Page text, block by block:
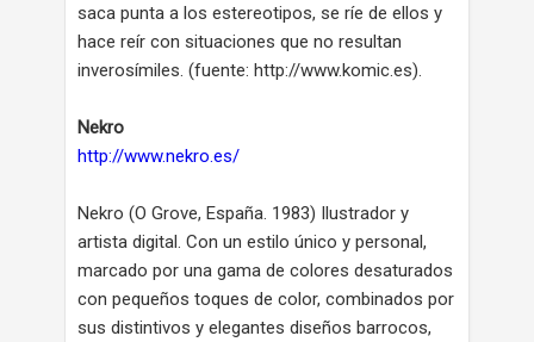
saca punta a los estereotipos, se ríe de ellos y
hace reír con situaciones que no resultan
inverosímiles. (fuente: http://www.komic.es).
Nekro
http://www.nekro.es/
Nekro (O Grove, España. 1983) Ilustrador y
artista digital. Con un estilo único y personal,
marcado por una gama de colores desaturados
con pequeños toques de color, combinados por
sus distintivos y elegantes diseños barrocos,